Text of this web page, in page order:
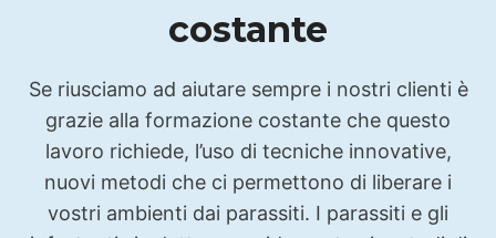
costante
Se riusciamo ad aiutare sempre i nostri clienti è
grazie alla formazione costante che questo
lavoro richiede, l’uso di tecniche innovative,
nuovi metodi che ci permettono di liberare i
vostri ambienti dai parassiti. I parassiti e gli